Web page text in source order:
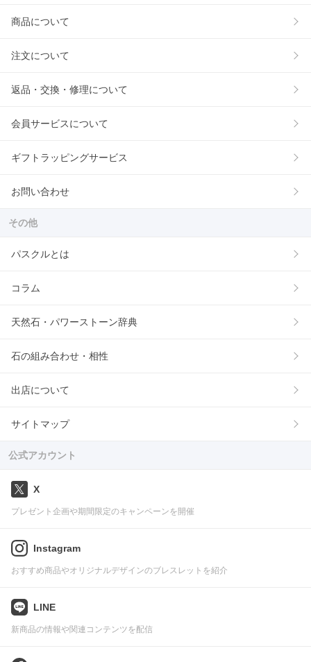
商品について
注文について
返品・交換・修理について
会員サービスについて
ギフトラッピングサービス
お問い合わせ
その他
パスクルとは
コラム
天然石・パワーストーン辞典
石の組み合わせ・相性
出店について
サイトマップ
公式アカウント
X
プレゼント企画や期間限定のキャンペーンを開催
Instagram
おすすめ商品やオリジナルデザインのブレスレットを紹介
LINE
新商品の情報や関連コンテンツを配信